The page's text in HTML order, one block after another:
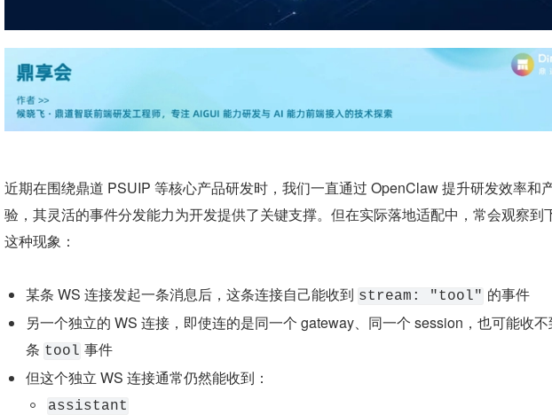
近期在围绕鼎道 PSUIP 等核心产品研发时，我们一直通过 OpenClaw 提升研发效率和
验，其灵活的事件分发能力为开发提供了关键支撑。但在实际落地适配中，常会观察到
这种现象：
某条 WS 连接发起一条消息后，这条连接自己能收到 stream: "tool" 的事件
另一个独立的 WS 连接，即使连的是同一个 gateway、同一个 session，也可能收
条 tool 事件
但这个独立 WS 连接通常仍然能收到：
assistant